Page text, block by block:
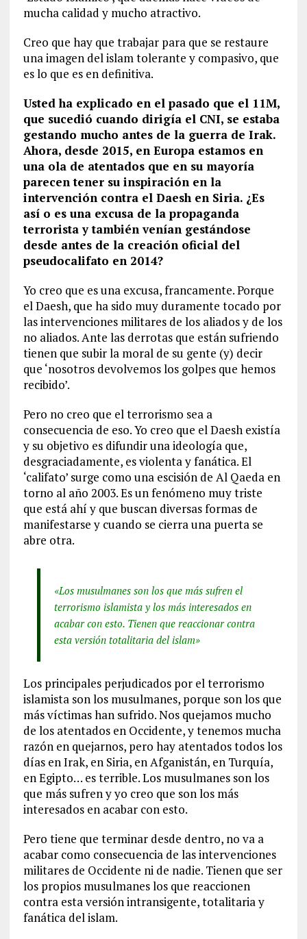
mucha calidad y mucho atractivo.
Creo que hay que trabajar para que se restaure
una imagen del islam tolerante y compasivo, que
es lo que es en definitiva.
Usted ha explicado en el pasado que el 11M,
que sucedió cuando dirigía el CNI, se estaba
gestando mucho antes de la guerra de Irak.
Ahora, desde 2015, en Europa estamos en
una ola de atentados que en su mayoría
parecen tener su inspiración en la
intervención contra el Daesh en Siria. ¿Es
así o es una excusa de la propaganda
terrorista y también venían gestándose
desde antes de la creación oficial del
pseudocalifato en 2014?
Yo creo que es una excusa, francamente. Porque
el Daesh, que ha sido muy duramente tocado por
las intervenciones militares de los aliados y de los
no aliados. Ante las derrotas que están sufriendo
tienen que subir la moral de su gente (y) decir
que ‘nosotros devolvemos los golpes que hemos
recibido’.
Pero no creo que el terrorismo sea a
consecuencia de eso. Yo creo que el Daesh existía
y su objetivo es difundir una ideología que,
desgraciadamente, es violenta y fanática. El
‘califato’ surge como una escisión de Al Qaeda en
torno al año 2003. Es un fenómeno muy triste
que está ahí y que buscan diversas formas de
manifestarse y cuando se cierra una puerta se
abre otra.
«Los musulmanes son los que más sufren el
terrorismo islamista y los más interesados en
acabar con esto. Tienen que reaccionar contra
esta versión totalitaria del islam»
Los principales perjudicados por el terrorismo
islamista son los musulmanes, porque son los que
más víctimas han sufrido. Nos quejamos mucho
de los atentados en Occidente, y tenemos mucha
razón en quejarnos, pero hay atentados todos los
días en Irak, en Siria, en Afganistán, en Turquía,
en Egipto… es terrible. Los musulmanes son los
que más sufren y yo creo que son los más
interesados en acabar con esto.
Pero tiene que terminar desde dentro, no va a
acabar como consecuencia de las intervenciones
militares de Occidente ni de nadie. Tienen que ser
los propios musulmanes los que reaccionen
contra esta versión intransigente, totalitaria y
fanática del islam.